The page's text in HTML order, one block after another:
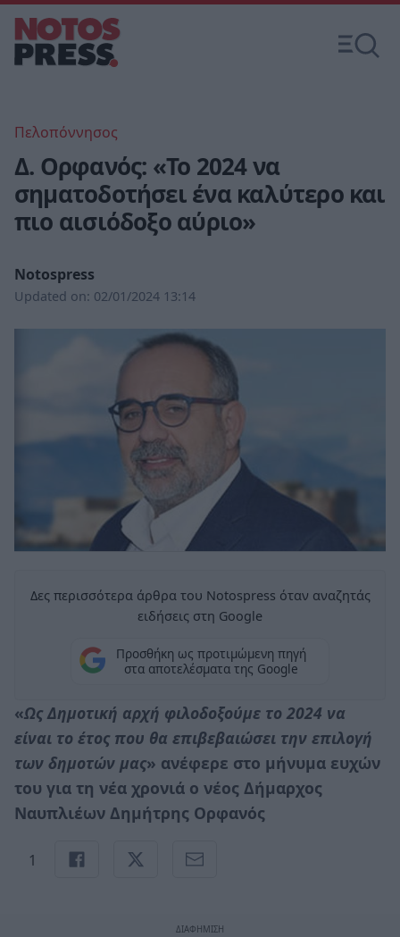
Πελοπόννησος
Δ. Ορφανός: «To 2024 να
σηματοδοτήσει ένα καλύτερο και
πιο αισιόδοξο αύριο»
Notospress
Updated on: 02/01/2024 13:14
Δες περισσότερα άρθρα του Notospress όταν αναζητάς
ειδήσεις στη Google
Προσθήκη ως προτιμώμενη πηγή
στα αποτελέσματα της Google
«Ως Δημοτική αρχή φιλοδοξούμε το 2024 να
είναι το έτος που θα επιβεβαιώσει την επιλογή
των δημοτών μας» ανέφερε στο μήνυμα ευχών
του για τη νέα χρονιά ο νέος Δήμαρχος
Ναυπλιέων Δημήτρης Ορφανός
1